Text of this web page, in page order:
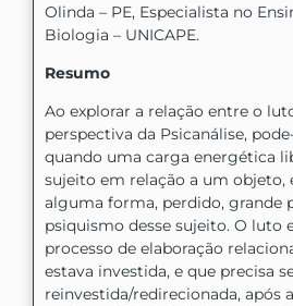
Olinda – PE, Especialista no
Biologia – UNICAPE.
Resumo
Ao explorar a relação entre o
perspectiva da Psicanálise,
quando uma carga energética
sujeito em relação a um objeto,
alguma forma, perdido, grande
psiquismo desse sujeito. O luto
processo de elaboração
estava investida, e que precisa
reinvestida/redirecionada, após